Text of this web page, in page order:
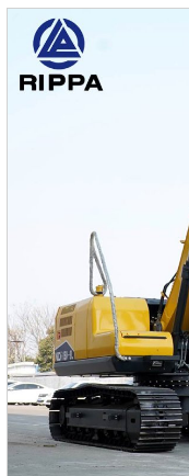
Превосходная
эффективность–
мощности, так и